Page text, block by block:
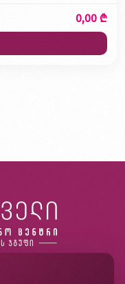
0,00 ₾